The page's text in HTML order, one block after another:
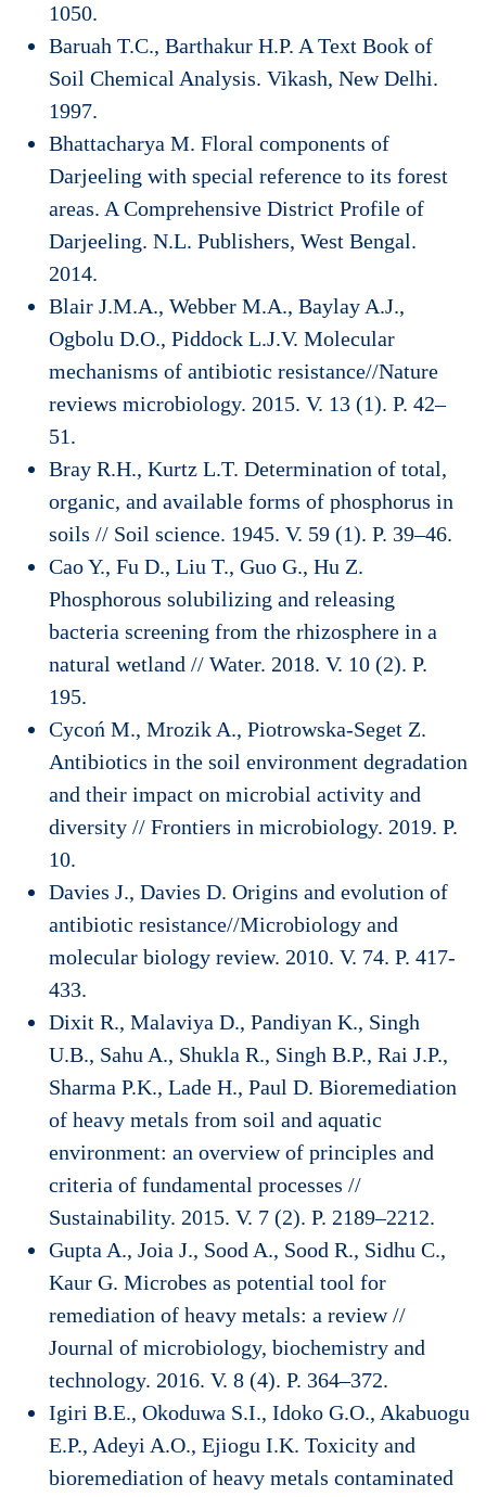
1050.
Baruah T.C., Barthakur H.P. A Text Book of
Soil Chemical Analysis. Vikash, New Delhi.
1997.
Bhattacharya M. Floral components of
Darjeeling with special reference to its forest
areas. A Comprehensive District Profile of
Darjeeling. N.L. Publishers, West Bengal.
2014.
Blair J.M.A., Webber M.A., Baylay A.J.,
Ogbolu D.O., Piddock L.J.V. Molecular
mechanisms of antibiotic resistance//Nature
reviews microbiology. 2015. V. 13 (1). P. 42–
51.
Bray R.H., Kurtz L.T. Determination of total,
organic, and available forms of phosphorus in
soils // Soil science. 1945. V. 59 (1). P. 39–46.
Cao Y., Fu D., Liu T., Guo G., Hu Z.
Phosphorous solubilizing and releasing
bacteria screening from the rhizosphere in a
natural wetland // Water. 2018. V. 10 (2). P.
195.
Cycoń M., Mrozik A., Piotrowska-Seget Z.
Antibiotics in the soil environment degradation
and their impact on microbial activity and
diversity // Frontiers in microbiology. 2019. P.
10.
Davies J., Davies D. Origins and evolution of
antibiotic resistance//Microbiology and
molecular biology review. 2010. V. 74. P. 417-
433.
Dixit R., Malaviya D., Pandiyan K., Singh
U.B., Sahu A., Shukla R., Singh B.P., Rai J.P.,
Sharma P.K., Lade H., Paul D. Bioremediation
of heavy metals from soil and aquatic
environment: an overview of principles and
criteria of fundamental processes //
Sustainability. 2015. V. 7 (2). P. 2189–2212.
Gupta A., Joia J., Sood A., Sood R., Sidhu C.,
Kaur G. Microbes as potential tool for
remediation of heavy metals: a review //
Journal of microbiology, biochemistry and
technology. 2016. V. 8 (4). P. 364–372.
Igiri B.E., Okoduwa S.I., Idoko G.O., Akabuogu
E.P., Adeyi A.O., Ejiogu I.K. Toxicity and
bioremediation of heavy metals contaminated